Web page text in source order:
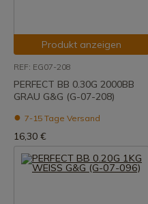
Produkt anzeigen
REF: EG07-208
PERFECT BB 0.30G 2000BB
GRAU G&G (G-07-208)
7-15 Tage Versand
16,30 €